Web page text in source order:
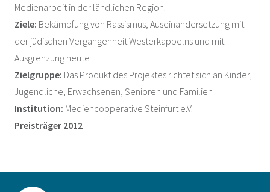
Medienarbeit in der ländlichen Region.
Ziele: Bekämpfung von Rassismus, Auseinandersetzung mit
der jüdischen Vergangenheit Westerkappelns und mit
Ausgrenzung heute
Zielgruppe: Das Produkt des Projektes richtet sich an Kinder,
Jugendliche, Erwachsenen, Senioren und Familien
Institution: Mediencooperative Steinfurt e.V.
Preisträger 2012